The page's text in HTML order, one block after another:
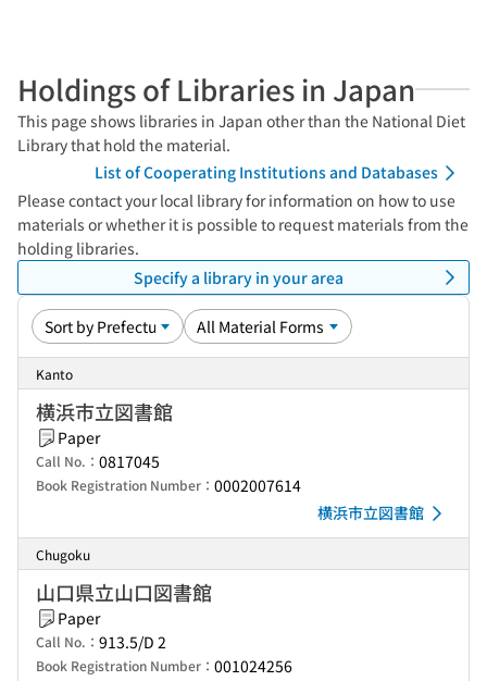
Holdings of Libraries in Japan
This page shows libraries in Japan other than the National Diet
Library that hold the material.
List of Cooperating Institutions and Databases
Please contact your local library for information on how to use
materials or whether it is possible to request materials from the
holding libraries.
Specify a library in your area
Kanto
横浜市立図書館
Paper
Call No.： 0817045
Book Registration Number： 0002007614
横浜市立図書館
Chugoku
山口県立山口図書館
Paper
Call No.： 913.5/D 2
Book Registration Number： 001024256